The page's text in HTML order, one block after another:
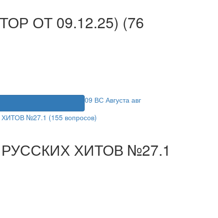
ОТ 09.12.25) (76
09 ВС Августа авг
РУССКИХ ХИТОВ №27.1